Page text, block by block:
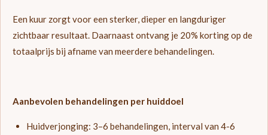
Een kuur zorgt voor een sterker, dieper en langduriger
zichtbaar resultaat. Daarnaast ontvang je 20% korting op de
totaalprijs bij afname van meerdere behandelingen.
Aanbevolen behandelingen per huiddoel
Huidverjonging: 3–6 behandelingen, interval van 4-6